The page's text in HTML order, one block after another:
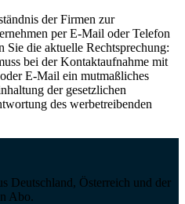
der Firmen zur
per E-Mail oder Telefon
Sie die aktuelle Rechtsprechung:
bei der Kontaktaufnahme mit
E-Mail ein mutmaßliches
der gesetzlichen
des werbetreibenden
Deutschland, Österreich und der
Abo.